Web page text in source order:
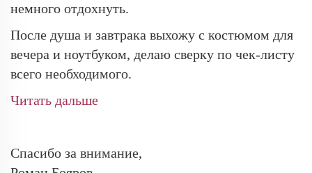
немного отдохнуть.
После душа и завтрака выхожу с костюмом для
вечера и ноутбуком, делаю сверку по чек-листу
всего необходимого.
Читать дальше
Спасибо за внимание,